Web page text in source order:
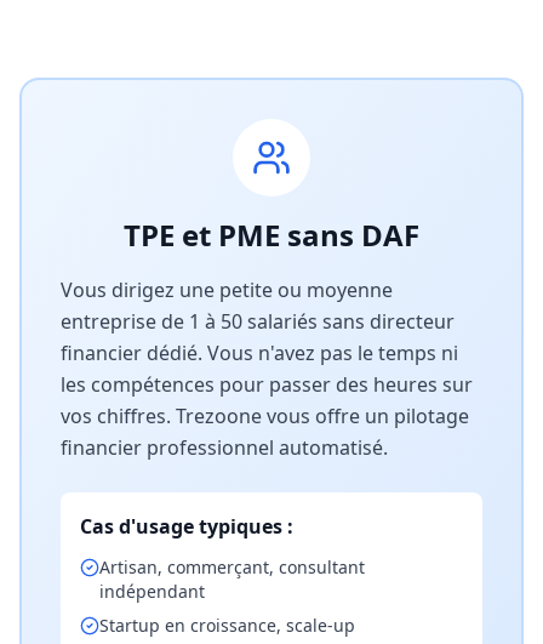
TPE et PME sans DAF
Vous dirigez une petite ou moyenne
entreprise de 1 à 50 salariés sans directeur
financier dédié. Vous n'avez pas le temps ni
les compétences pour passer des heures sur
vos chiffres. Trezoone vous offre un pilotage
financier professionnel automatisé.
Cas d'usage typiques :
Artisan, commerçant, consultant
indépendant
Startup en croissance, scale-up